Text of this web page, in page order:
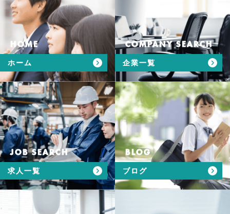
HOME
ホーム
COMPANY SEARCH
企業一覧
JOB SEARCH
求人一覧
BLOG
ブログ